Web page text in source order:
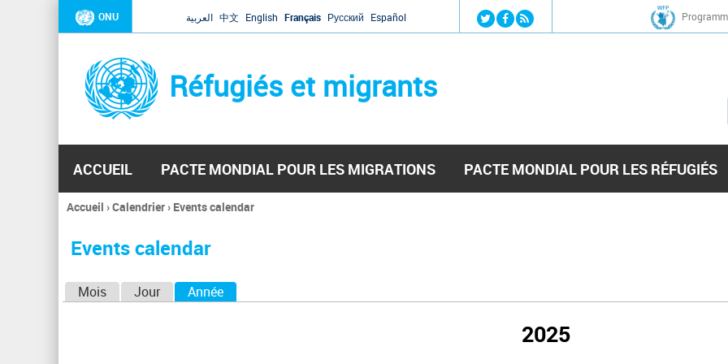
Jump to navigation
ONU العربية 中文 English Français Русский Español
Réfugiés et migrants
ACCUEIL PACTE MONDIAL POUR LES MIGRATIONS PACTE MONDIAL POUR LES RÉFUGIÉS
Vous
ici
Accueil ›Calendrier› Events calendar
Events calendar
Mois Jour Année
2025